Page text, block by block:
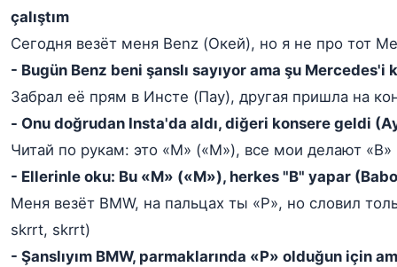
çalıştım
Сегодня везёт меня Benz (Окей), но я не про тот
- Bugün Benz beni şanslı sayıyor ama şu Mercedes'i
Забрал её прям в Инсте (Пау), другая пришла на
- Onu doğrudan Insta'da aldı, diğeri konsere geldi
Читай по рукам: это «M» («M»), все мои делают «B»
- Ellerinle oku: Bu «M» («M»), herkes "B" yapar
Меня везёт BMW, на пальцах ты «P», но словил
skrrt, skrrt)
- Şanslıyım BMW, parmaklarında «P» olduğun için